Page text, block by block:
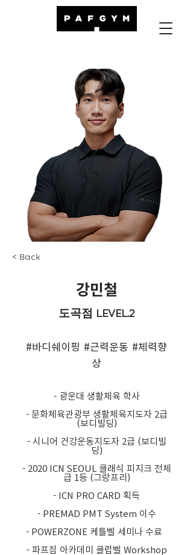
< Back
강민철
도곡점 LEVEL.2
#바디쉐이핑 #근력운동 #체력향
상
- 광운대 생활체육 학사
- 문화체육관광부 생활체육지도자 2급
(보디빌딩)
- 시니어 건강운동지도자 2급 (보디빌
딩)
- 2020 ICN SEOUL 클래식 피지크 전체
급 1등 (그랑프리)
- ICN PRO CARD 획득
- PREMAD PMT System 이수
- POWERZONE 케틀벨 세미나 수료
- 파프짐 아카데미 클럽벨 Workshop